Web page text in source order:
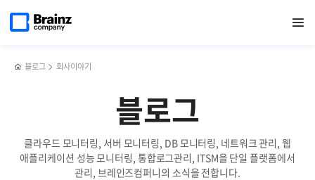
열기
페이지로
블로그 회사이야기
블로그
클라우드 모니터링, 서버 모니터링, DB 모니터링, 네트워크 관리, 웹
애플리케이션 성능 모니터링, 통합로그관리, ITSM을 단일 플랫폼에서
관리, 브레인즈컴퍼니의 소식을 전합니다.